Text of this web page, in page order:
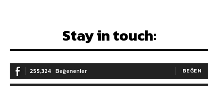
Stay in touch:
255,324 Beğenenler BEĞEN